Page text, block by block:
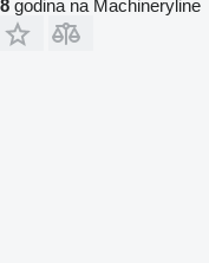
8 godina na Machineryline